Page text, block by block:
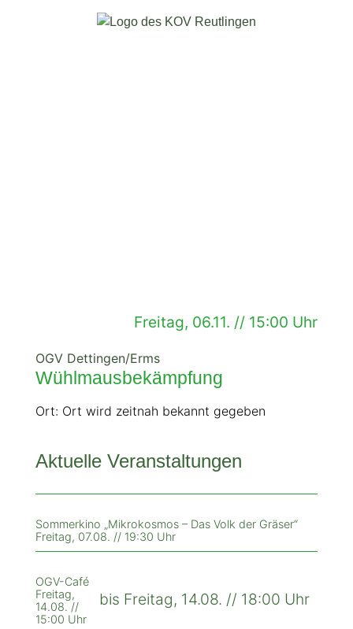
Freitag, 06.11. // 15:00 Uhr
OGV Dettingen/Erms
Wühlmausbekämpfung
Ort: Ort wird zeitnah bekannt gegeben
Aktuelle Veranstaltungen
Sommerkino „Mikrokosmos – Das Volk der Gräser“
Freitag, 07.08. // 19:30 Uhr
OGV-Café
Freitag,
14.08. //
15:00 Uhr
bis Freitag, 14.08. // 18:00 Uhr